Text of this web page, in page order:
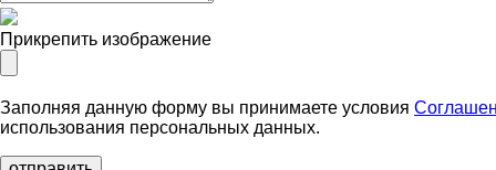
Прикрепить изображение
Заполняя данную форму вы принимаете условия
использования персональных данных.